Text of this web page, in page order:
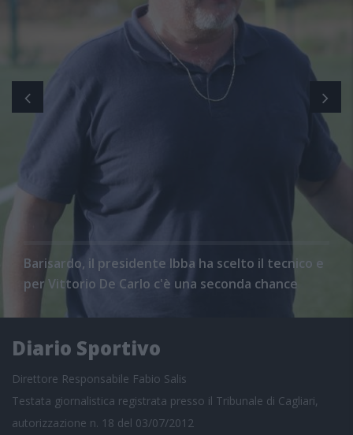
Barisardo, il presidente Ibba ha scelto il tecnico e
per Vittorio De Carlo c'è una seconda chance
Diario Sportivo
Direttore Responsabile Fabio Salis
Testata giornalistica registrata presso il Tribunale di Cagliari,
autorizzazione n. 18 del 03/07/2012